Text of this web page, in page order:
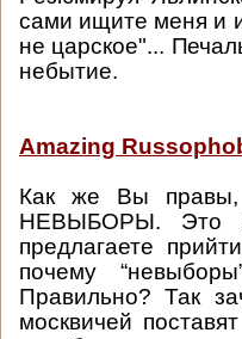
сами ищите меня и
не царское"...
небытие.
Amazing
Как же Вы правы,
НЕВЫБОРЫ. Это
предлагаете
почему
Правильно? Так
москвичей